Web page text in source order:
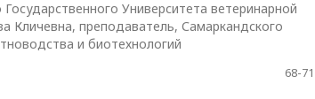
Университета ветеринарной
преподаватель, Самаркандского
и биотехнологий
68-71